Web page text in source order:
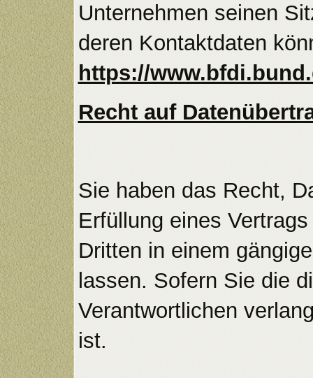
Unternehmen seinen
deren Kontaktdaten
https://
Recht auf
Sie haben das Recht,
Erfüllung eines
Dritten in einem
lassen. Sofern Sie die
Verantwortlichen
ist.